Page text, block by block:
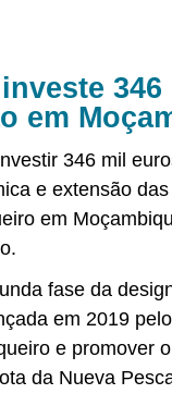
em
346 mil
e extensão
em
fase da
em 2019
e promover
da Nueva